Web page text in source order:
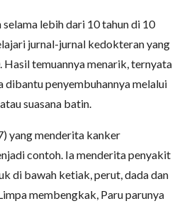
lebih dari 10 tahun di 10
jurnal-jurnal kedokteran yang
temuannya menarik, ternyata
penyembuhannya melalui
suasana batin.
yang menderita kanker
contoh. Ia menderita penyakit
di bawah ketiak, perut, dada dan
membengkak, Paru parunya